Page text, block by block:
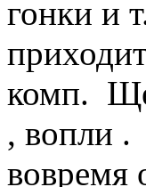
гонки и
комп.
, вопли
вовремя